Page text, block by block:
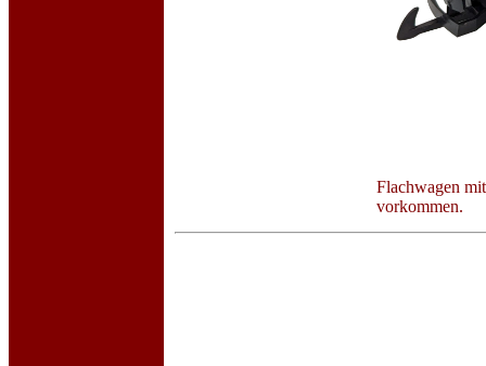
Flachwagen
vorkommen.